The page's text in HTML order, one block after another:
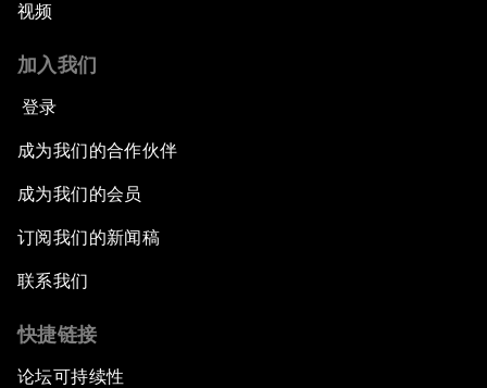
视频
加入我们
登录
成为我们的合作伙伴
成为我们的会员
订阅我们的新闻稿
联系我们
快捷链接
论坛可持续性